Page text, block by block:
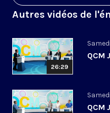
Autres vidéos de
26:29
QCM
QCM